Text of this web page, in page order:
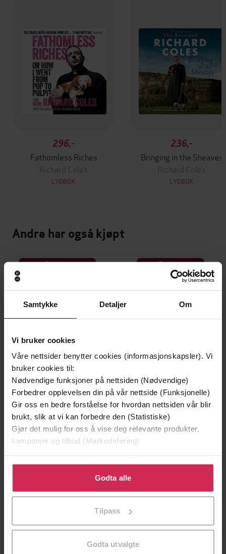
Samtykke Detaljer Om
Vi bruker cookies
Våre nettsider benytter cookies (informasjonskapsler). Vi
bruker cookies til:
Nødvendige funksjoner på nettsiden (Nødvendige)
Forbedrer opplevelsen din på vår nettside (Funksjonelle)
Gir oss en bedre forståelse for hvordan nettsiden vår blir
brukt, slik at vi kan forbedre den (Statistiske)
Gjør det mulig for oss å vise deg relevante produkter,
kampanjer og tilbud (Markedsføring)
Klikk på «Godta alle» for å gi oss ditt samtykke til å
bruke cookies for alle disse formålene. Du kan også
tilpasse ditt samtykke til spesifikke formål ved å klikke
Godta alle
Tilpass
Godta utvalgte
296,-
Fathomless Riches
Richard Coles
LYDBOK
236,-
Bringing in the Sheaves
Richard Coles
LYDBOK
Andre har også kjøpt
Premium
199,-
Minnesota
Jo Nesbø
Premium
Første gang på tilbud
Utskudd
A Canon Clement Mystery
Forfattere Richard Coles(forfatter),Richard Coles
(innleser)